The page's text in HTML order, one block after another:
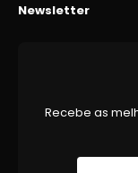
Newsletter
Recebe as